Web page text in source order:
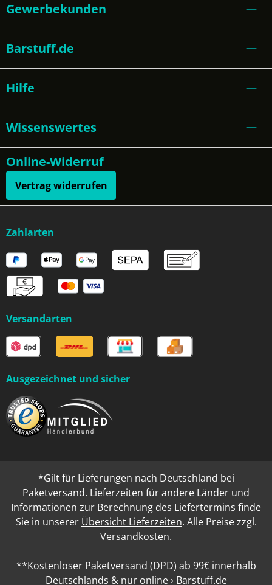
Gewerbekunden
Barstuff.de
Hilfe
Wissenswertes
Online-Widerruf
Vertrag widerrufen
Zahlarten
Versandarten
Ausgezeichnet und sicher
*Gilt für Lieferungen nach Deutschland bei
Paketversand. Lieferzeiten für andere Länder und
Informationen zur Berechnung des Liefertermins finde
Sie in unserer Übersicht Lieferzeiten. Alle Preise zzgl.
Versandkosten.
**Kostenloser Paketversand (DPD) ab 99€ innerhalb
Deutschlands & nur online › Barstuff.de